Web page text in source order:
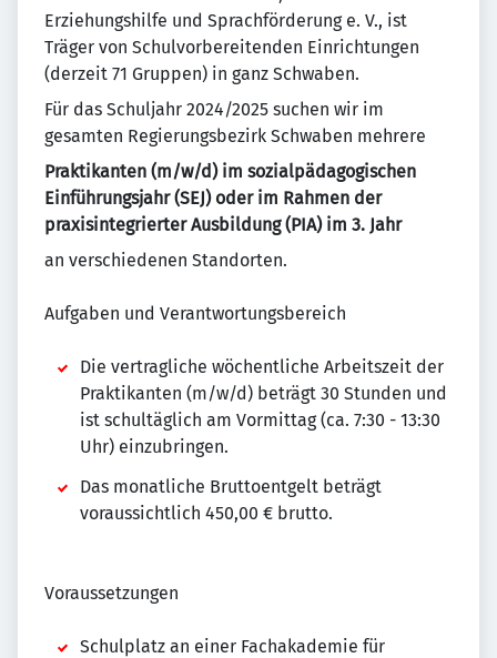
Erziehungshilfe und Sprachförderung e. V., ist
Träger von Schulvorbereitenden Einrichtungen
(derzeit 71 Gruppen) in ganz Schwaben.
Für das Schuljahr 2024/2025 suchen wir im
gesamten Regierungsbezirk Schwaben mehrere
Praktikanten (m/w/d) im sozialpädagogischen
Einführungsjahr (SEJ) oder im Rahmen der
praxisintegrierter Ausbildung (PIA) im 3. Jahr
an verschiedenen Standorten.
Aufgaben und Verantwortungsbereich
Die vertragliche wöchentliche Arbeitszeit der
Praktikanten (m/w/d) beträgt 30 Stunden und
ist schultäglich am Vormittag (ca. 7:30 - 13:30
Uhr) einzubringen.
Das monatliche Bruttoentgelt beträgt
voraussichtlich 450,00 € brutto.
Voraussetzungen
Schulplatz an einer Fachakademie für